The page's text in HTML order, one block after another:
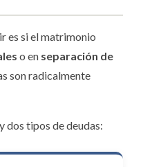
es si el matrimonio
o en separación de
son radicalmente
dos tipos de deudas: